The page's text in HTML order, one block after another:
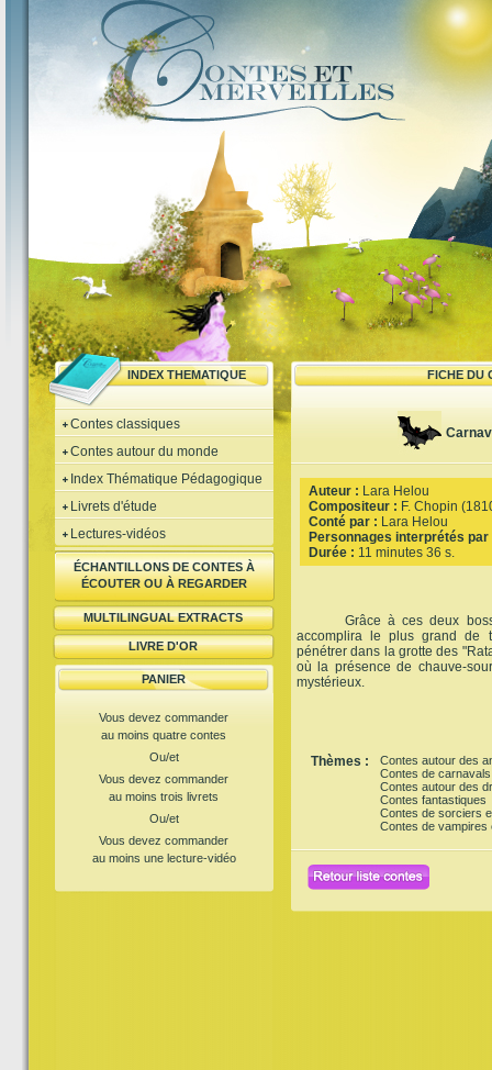
INDEX THEMATIQUE FICHE DU
Contes classiques
Contes autour du monde
Index Thématique Pédagogique
Livrets d'étude
Lectures-vidéos
ÉCHANTILLONS DE CONTES À
ÉCOUTER OU À REGARDER
MULTILINGUAL EXTRACTS
LIVRE D'OR
PANIER
Vous devez commander
au moins quatre contes
Ou/et
Vous devez commander
au moins trois livrets
Ou/et
Vous devez commander
au moins une lecture-vidéo
Auteur : Lara Helou
Compositeur : F. Chopin
Conté par : Lara Helou
Personnages interprétés par
Durée : 11 minutes 36 s.
Grâce à ces deux
accomplira le plus grand de
pénétrer dans la grotte des
où la présence de chauve-
mystérieux.
Thèmes :
Contes autour des
Contes de carnavals
Contes autour des
Contes fantastiques
Contes de sorciers
Contes de vampires